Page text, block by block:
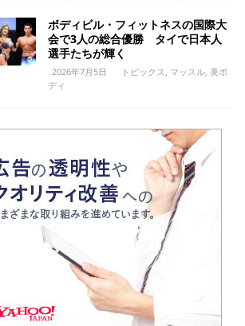
ボディビル・フィットネスの国際大
会で3人の総合優勝 タイで日本人
選手たちが輝く
2026年7月5日 トピックス マッスル, 美ボ
ディ